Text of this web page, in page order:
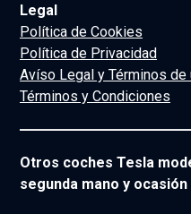
Legal
Política de Cookies
Política de Privacidad
Avíso Legal y Términos de
Términos y Condiciones
Otros coches Tesla
segunda mano y ocasión